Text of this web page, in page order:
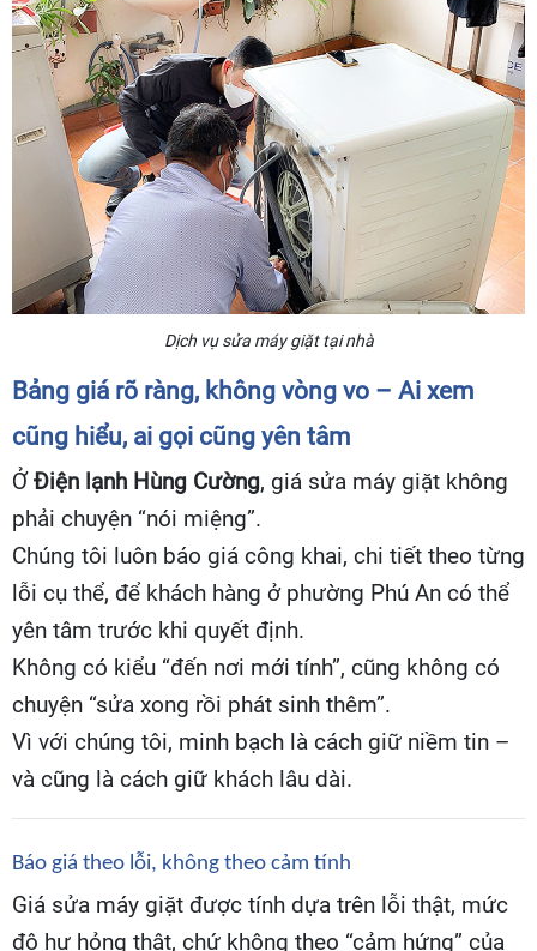
Dịch vụ sửa máy giặt tại nhà
Bảng giá rõ ràng, không vòng vo – Ai xem
cũng hiểu, ai gọi cũng yên tâm
Ở Điện lạnh Hùng Cường, giá sửa máy giặt không
phải chuyện “nói miệng”.
Chúng tôi luôn báo giá công khai, chi tiết theo từng
lỗi cụ thể, để khách hàng ở phường Phú An có thể
yên tâm trước khi quyết định.
Không có kiểu “đến nơi mới tính”, cũng không có
chuyện “sửa xong rồi phát sinh thêm”.
Vì với chúng tôi, minh bạch là cách giữ niềm tin –
và cũng là cách giữ khách lâu dài.
Báo giá theo lỗi, không theo cảm tính
Giá sửa máy giặt được tính dựa trên lỗi thật, mức
độ hư hỏng thật, chứ không theo “cảm hứng” của